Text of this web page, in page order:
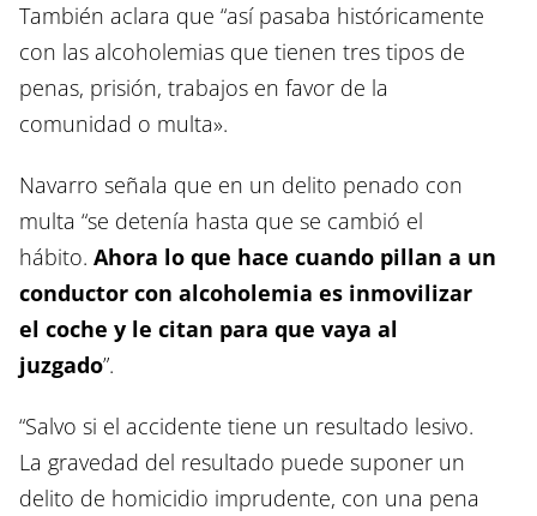
También aclara que “así pasaba históricamente
con las alcoholemias que tienen tres tipos de
penas, prisión, trabajos en favor de la
comunidad o multa».
Navarro señala que en un delito penado con
multa “se detenía hasta que se cambió el
hábito. Ahora lo que hace cuando pillan a un
conductor con alcoholemia es inmovilizar
el coche y le citan para que vaya al
juzgado”.
“Salvo si el accidente tiene un resultado lesivo.
La gravedad del resultado puede suponer un
delito de homicidio imprudente, con una pena